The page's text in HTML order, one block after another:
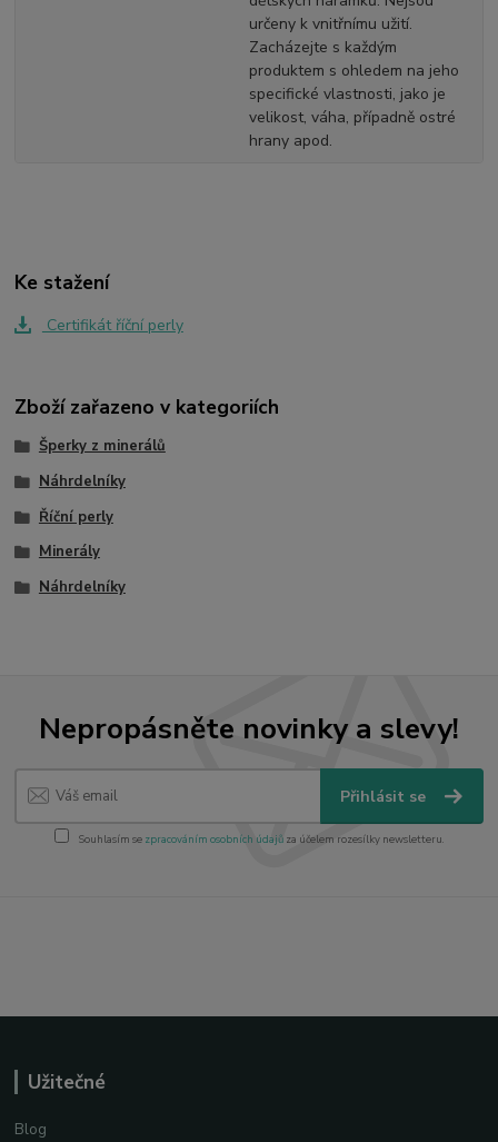
určeny k vnitřnímu užití.
Zacházejte s každým
produktem s ohledem na jeho
specifické vlastnosti, jako je
velikost, váha, případně ostré
hrany apod.
Ke stažení
Certifikát říční perly
Zboží zařazeno v kategoriích
Šperky z minerálů
Náhrdelníky
Říční perly
Minerály
Náhrdelníky
Nepropásněte novinky a slevy!
Přihlásit se
Souhlasím se zpracováním osobních údajůza účelem rozesílky newsletteru.
Užitečné
Blog